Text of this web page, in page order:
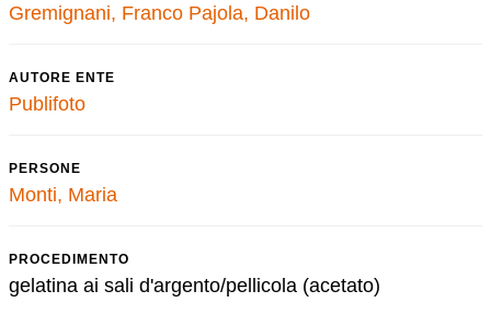
Gremignani, Franco Pajola, Danilo
AUTORE ENTE
Publifoto
PERSONE
Monti, Maria
PROCEDIMENTO
gelatina ai sali d'argento/pellicola (acetato)